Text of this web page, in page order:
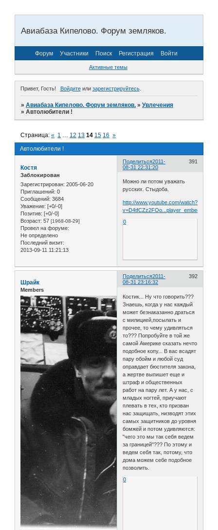
Авиабаза Кипелово. Форум земляков.
Форум Участники Поиск Регистрация Войти
Активные темы
Привет, Гость! Войдитеили зарегистрируйтесь.
»Авиабаза Кипелово. Форум земляков. »Увлечения
»Автолюбители !
Автолюбители !
Страница:« 1 … 12 13 14 15 16 »
Поделиться 391
2011-
08-31 22:31:20
Костя
Заблокирован
Зарегистрирован: 2005-06-20
Приглашений: 0
Сообщений: 3684
Уважение: [+0/-0]
Позитив: [+0/-0]
Возраст: 57 [1968-08-29]
Провел на форуме:
Не определено
Последний визит:
2013-09-11 11:21:13
Можно ли потом уважать
русских. Стыдоба.
http://www.youtube.com/watch?
v=D4tfCZz2FOo...player_embedded
0
Поделиться 392
2011-
08-31 23:16:32
Шрайк
Members
Костик... Ну что говорить???
Знаешь, когда у нас каждый
может безнаказанно драться
с милицией,посылать и
прочее, то чему удивляться
то??? Попробуйте в той же
самой Америке сказать нечто
подобное копу... В вас всадят
пару обойм и любой суд
оправдает бюстителя закона,
а жертве выпишет еще и
штраф и общественных
работ на пару лет. А у нас, с
младых ногтей, приучают
плевать в тех, кто призван
нас защищать, низводят этих
самых защитников до уровня
бомжей и потом удивляются:
"чего это мы так себя ведем
за границей"??? По этому и
ведем себя так, потому, что
дома можем себе подобное
позволить.
0